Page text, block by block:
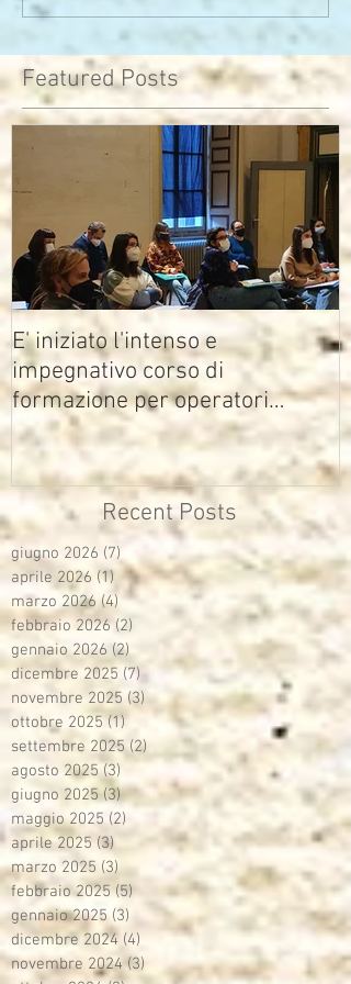
Featured Posts
E' iniziato l'intenso e
impegnativo corso di
formazione per operatori
multimediali Avisco
Recent Posts
giugno 2026 (7) 7 post
aprile 2026 (1) 1 post
marzo 2026 (4) 4 post
febbraio 2026 (2)
gennaio 2026 (2)
dicembre 2025 (7) 7 post
novembre 2025 (3) 3 post
ottobre 2025 (1)1 post
settembre 2025 (2) 2 post
agosto 2025 (3)
giugno 2025 (3)3 post
maggio 2025 (2) 2 post
aprile 2025 (3) 3 post
marzo 2025 (3) 3 post
febbraio 2025 (5)5 post
gennaio 2025 (3) 3 post
dicembre 2024 (4) 4 post
novembre 2024 (3) 3 post